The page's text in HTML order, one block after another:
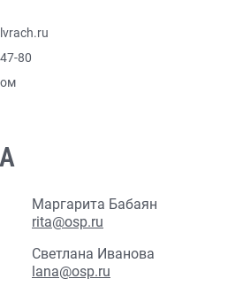
80
Маргарита Бабаян
rita@osp.ru
Светлана Иванова
lana@osp.ru